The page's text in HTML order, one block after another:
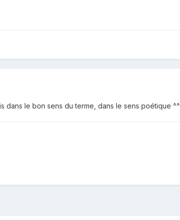
dans le bon sens du terme, dans le sens poétique ^^